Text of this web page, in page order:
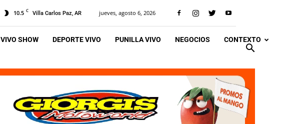
10.5 C Villa Carlos Paz, AR jueves, agosto 6, 2026
VIVO SHOW DEPORTE VIVO PUNILLA VIVO NEGOCIOS CONTEXTO